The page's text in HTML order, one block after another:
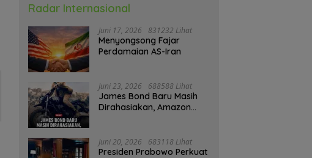
Radar Internasional
Juni 17, 2026 831232 Lihat
Menyongsong Fajar
Perdamaian AS-Iran
Juni 23, 2026 688588 Lihat
James Bond Baru Masih
Dirahasiakan, Amazon
Juni 20, 2026 683118 Lihat
Presiden Prabowo Perkuat